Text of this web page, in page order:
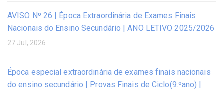
AVISO Nº 26 | Época Extraordinária de Exames Finais
Nacionais do Ensino Secundário | ANO LETIVO 2025/2026
27 Jul, 2026
Época especial extraordinária de exames finais nacionais
do ensino secundário | Provas Finais de Ciclo(9.ºano) |